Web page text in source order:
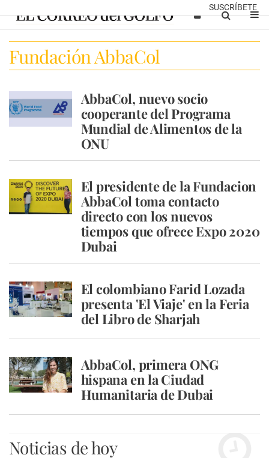
SUSCRÍBETE
Fundación AbbaCol
AbbaCol, nuevo socio
cooperante del Programa
Mundial de Alimentos de la
ONU
El presidente de la Fundacion
AbbaCol toma contacto
directo con los nuevos
tiempos que ofrece Expo 2020
Dubai
El colombiano Farid Lozada
presenta 'El Viaje' en la Feria
del Libro de Sharjah
AbbaCol, primera ONG
hispana en la Ciudad
Humanitaria de Dubai
Noticias de hoy